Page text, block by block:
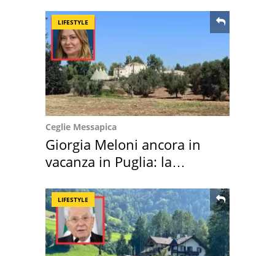
LIFESTYLE
Ceglie Messapica
Giorgia Meloni ancora in
vacanza in Puglia: la
LIFESTYLE